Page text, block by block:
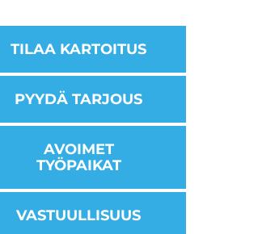
TILAA KARTOITUS
PYYDÄ TARJOUS
AVOIMET
TYÖPAIKAT
VASTUULLISUUS